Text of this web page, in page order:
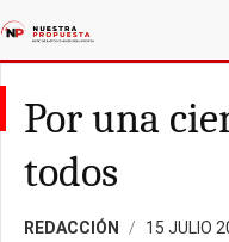
Por una
todos
REDACCIÓN 15 JULIO